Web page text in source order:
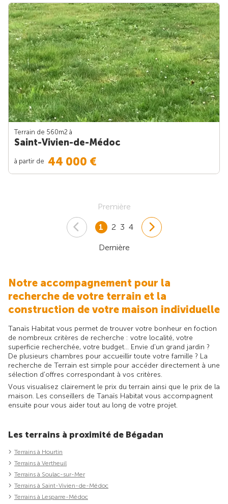
Terrain de 560m2 à
Saint-Vivien-de-Médoc
à partir de 44 000 €
Première
1 2 3 4
Dernière
Notre accompagnement pour la
recherche de votre terrain et la
construction de votre maison individuelle
Tanaïs Habitat vous permet de trouver votre bonheur en foction
de nombreux critères de recherche : votre localité, votre
superficie recherchée, votre budget... Envie d'un grand jardin ?
De plusieurs chambres pour accueillir toute votre famille ? La
recherche de Terrain est simple pour accéder directement à une
sélection d'offres correspondant à vos critères.
Vous visualisez clairement le prix du terrain ainsi que le prix de la
maison. Les conseillers de Tanaïs Habitat vous accompagnent
ensuite pour vous aider tout au long de votre projet.
Les terrains à proximité de Bégadan
Terrains à Hourtin
Terrains à Vertheuil
Terrains à Soulac-sur-Mer
Terrains à Saint-Vivien-de-Médoc
Terrains à Lesparre-Médoc